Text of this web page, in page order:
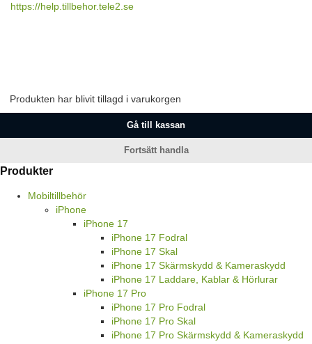
https://help.tillbehor.tele2.se
Produkten har blivit tillagd i varukorgen
Gå till kassan
Fortsätt handla
Produkter
Mobiltillbehör
iPhone
iPhone 17
iPhone 17 Fodral
iPhone 17 Skal
iPhone 17 Skärmskydd & Kameraskydd
iPhone 17 Laddare, Kablar & Hörlurar
iPhone 17 Pro
iPhone 17 Pro Fodral
iPhone 17 Pro Skal
iPhone 17 Pro Skärmskydd & Kameraskydd